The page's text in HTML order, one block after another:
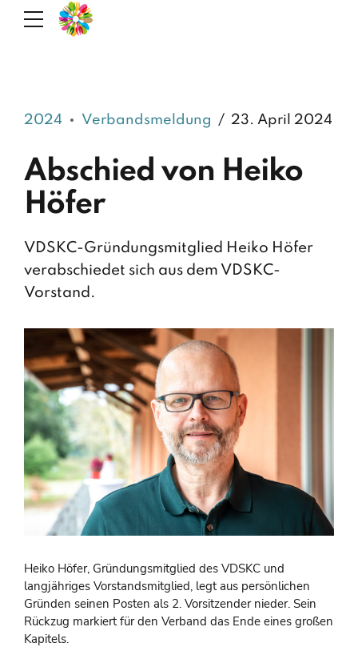
2024 Verbandsmeldung 23. April 2024
Abschied von Heiko
Höfer
VDSKC-Gründungsmitglied Heiko Höfer
verabschiedet sich aus dem VDSKC-
Vorstand.
Heiko Höfer, Gründungsmitglied des VDSKC und
langjähriges Vorstandsmitglied, legt aus persönlichen
Gründen seinen Posten als 2. Vorsitzender nieder. Sein
Rückzug markiert für den Verband das Ende eines großen
Kapitels.